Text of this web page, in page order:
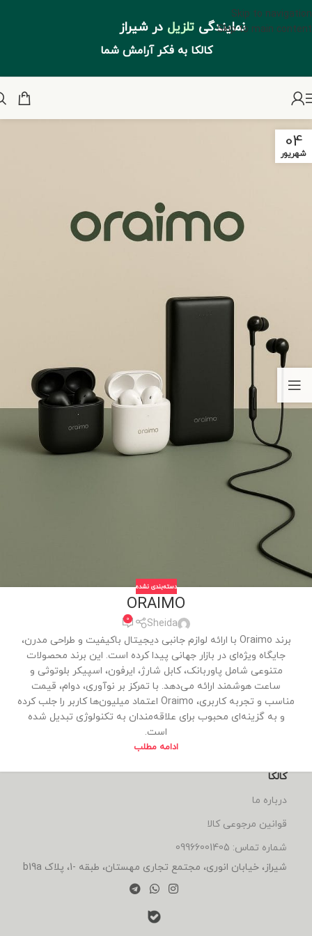
Skip to navigation
Skip to main content
نمایندگی تلزیل در شیراز
کالکا به فکر آرامش شما
04
شهریور
دسته‌بندی نشده
ORAIMO
Sheida
0
برند Oraimo با ارائه لوازم جانبی دیجیتال باکیفیت و طراحی مدرن،
جایگاه ویژه‌ای در بازار جهانی پیدا کرده است. این برند محصولات
متنوعی شامل پاوربانک، کابل شارژ، ایرفون، اسپیکر بلوتوثی و
ساعت هوشمند ارائه می‌دهد. با تمرکز بر نوآوری، دوام، قیمت
مناسب و تجربه کاربری، Oraimo اعتماد میلیون‌ها کاربر را جلب کرده
و به گزینه‌ای محبوب برای علاقه‌مندان به تکنولوژی تبدیل شده
است.
ادامه مطلب
کالکا
درباره ما
قوانین مرجوعی کالا
شماره تماس: 09966001405
شیراز، خیابان انوری، مجتمع تجاری مهستان، طبقه -1، پلاک b19a